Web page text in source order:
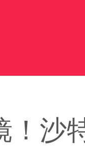
！沙